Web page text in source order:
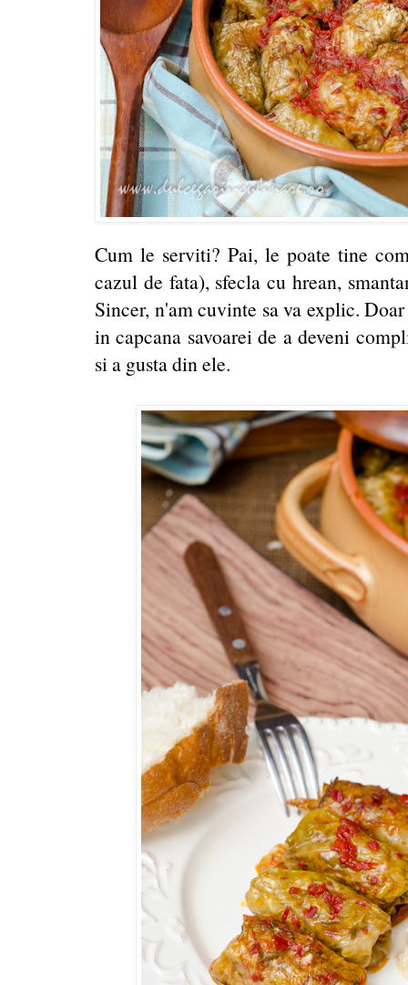
Cum le serviti? Pai, le poate tine
cazul de fata), sfecla cu hrean,
Sincer, n'am cuvinte sa va explic.
in capcana savoarei de a deveni
si a gusta din ele.